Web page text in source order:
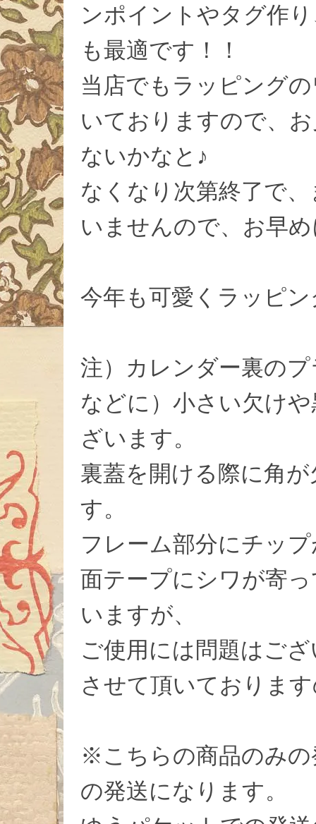
ンポイントやタグ作
も最適です！！
当店でもラッピング
いておりますので、
ないかなと♪
なくなり次第終了で
いませんので、お早
今年も可愛くラッピ
注）カレンダー裏の
などに）小さい欠け
ざいます。
裏蓋を開ける際に角
す。
フレーム部分にチッ
面テープにシワが寄
いますが、
ご使用には問題はご
させて頂いておりま
※こちらの商品のみ
の発送になります。